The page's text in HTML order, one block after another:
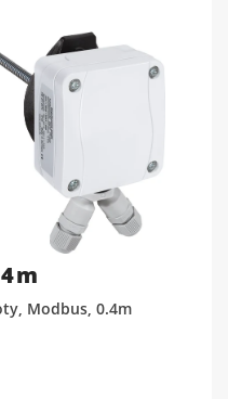
Modbus, 0.4m